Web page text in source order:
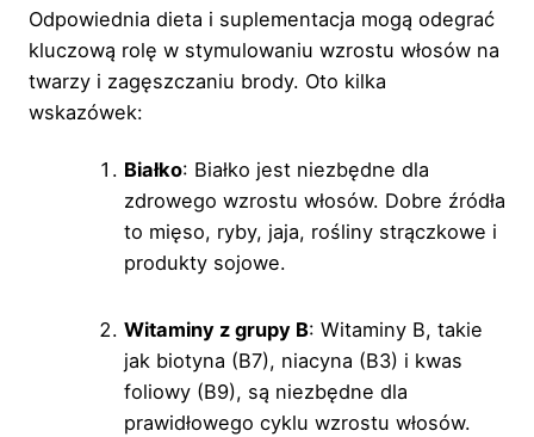
Odpowiednia dieta i suplementacja mogą odegrać
kluczową rolę w stymulowaniu wzrostu włosów na
twarzy i zagęszczaniu brody. Oto kilka
wskazówek:
Białko: Białko jest niezbędne dla
zdrowego wzrostu włosów. Dobre źródła
to mięso, ryby, jaja, rośliny strączkowe i
produkty sojowe.
Witaminy z grupy B: Witaminy B, takie
jak biotyna (B7), niacyna (B3) i kwas
foliowy (B9), są niezbędne dla
prawidłowego cyklu wzrostu włosów.